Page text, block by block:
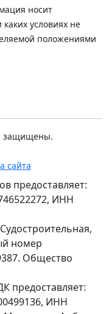
носит
условиях не
положениями
защищены.
сайта
предоставляет:
ИНН
номер
Общество
предоставляет:
ИНН